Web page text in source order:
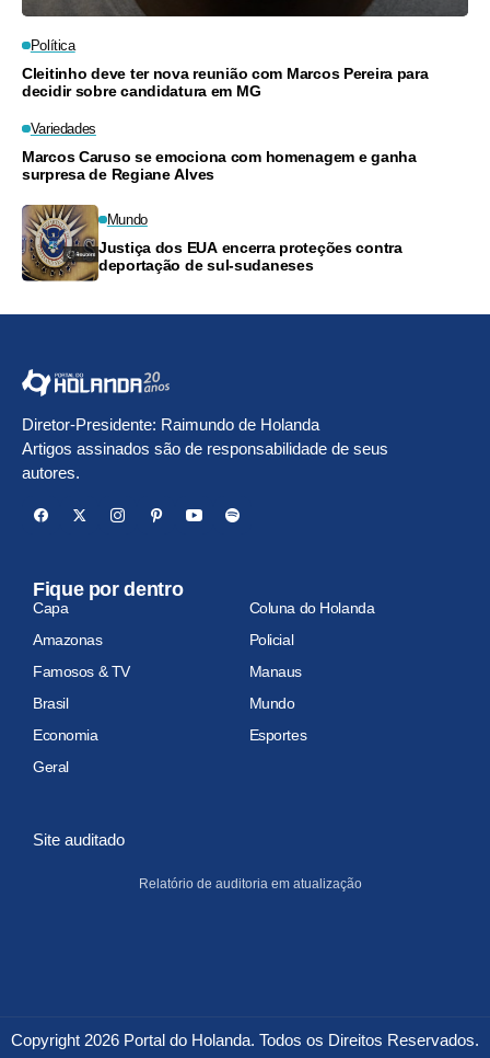
Política
Cleitinho deve ter nova reunião com Marcos Pereira para
decidir sobre candidatura em MG
Variedades
Marcos Caruso se emociona com homenagem e ganha
surpresa de Regiane Alves
Mundo
Justiça dos EUA encerra proteções contra
deportação de sul-sudaneses
Diretor-Presidente: Raimundo de Holanda
Artigos assinados são de responsabilidade de seus
autores.
Fique por dentro
Capa
Coluna do Holanda
Amazonas
Policial
Famosos & TV
Manaus
Brasil
Mundo
Economia
Esportes
Geral
Site auditado
Relatório de auditoria em atualização
Copyright 2026 Portal do Holanda. Todos os Direitos Reservados.